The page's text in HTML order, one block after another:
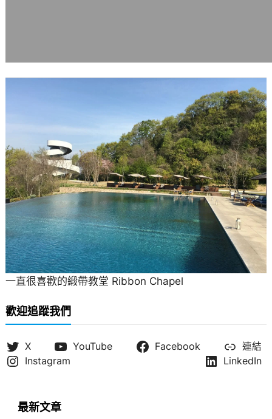
一直很喜歡的緞帶教堂 Ribbon Chapel
歡迎追蹤我們
X YouTube Facebook
連結
Instagram
LinkedIn
最新文章